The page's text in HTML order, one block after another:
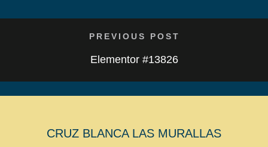
PREVIOUS POST
Elementor #13826
CRUZ BLANCA LAS MURALLAS